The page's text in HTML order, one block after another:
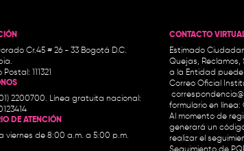
Cr.45 # 26 - 33 Bogotá D.C.
111321
2200700. Línea gratuita nacional:
DE ATENCIÓN
viernes de 8:00 a.m. a 5:00 p.m.
CONTACTO
Estimado
Quejas, Reclamos,
a la Entidad puede
Correo Oficial
formulario en línea:
Al momento de
generará un
realizar el